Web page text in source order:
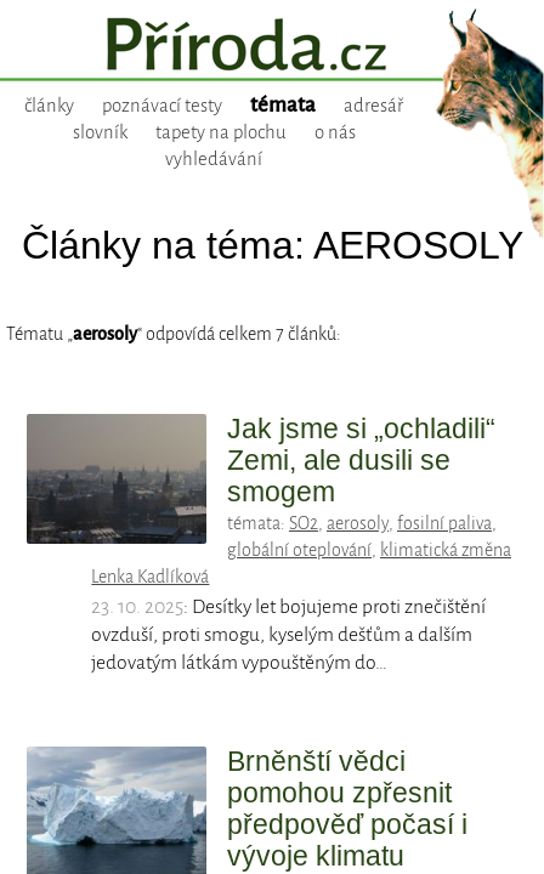
články poznávací testy témata
adresář
slovník
tapety na plochu
o nás
vyhledávání
Články na téma: AEROSOLY
Tématu „aerosoly“ odpovídá celkem 7 článků:
Jak jsme si „ochladili“
Zemi, ale dusili se
smogem
témata: SO2, aerosoly, fosilní paliva,
globální oteplování, klimatická změna
Lenka Kadlíková
23. 10. 2025: Desítky let bojujeme proti znečištění
ovzduší, proti smogu, kyselým dešťům a dalším
jedovatým látkám vypouštěným do…
Brněnští vědci
pomohou zpřesnit
předpověď počasí i
vývoje klimatu